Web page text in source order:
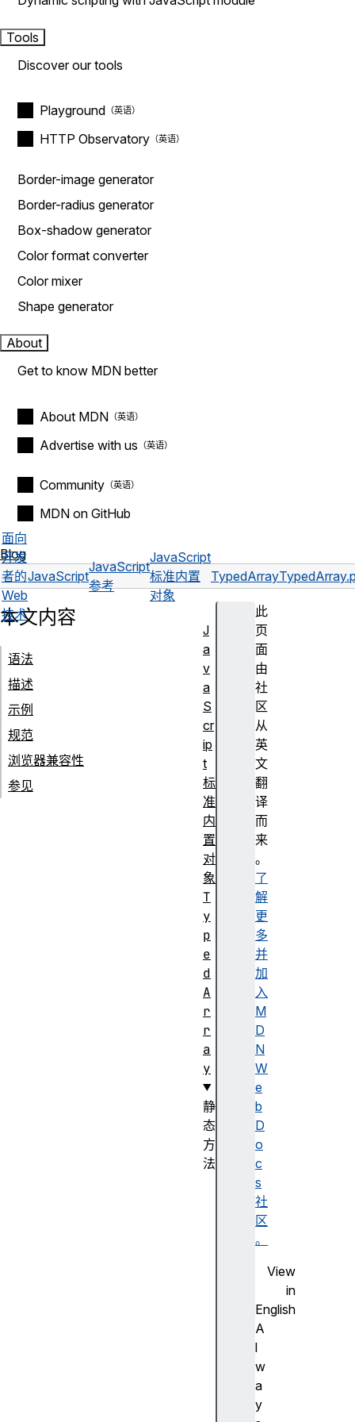
Tools
Discover our tools
Playground
HTTP Observatory
Border-image generator
Border-radius generator
Box-shadow generator
Color format converter
Color mixer
Shape generator
About
Get to know MDN better
About MDN
Advertise with us
Community
MDN on GitHub
Blog
面向
开发
者的
Web
技术
JavaScript
JavaScript
参考
JavaScript
标准内置
对象
TypedArray
此
页
面
由
社
区
从
英
文
翻
译
而
来
。
了
解
更
多
并
加
入
M
D
N
W
e
b
D
o
c
s
社
区
。
View
in
English
A
l
w
a
y
本文内容
语法
描述
示例
规范
浏览器兼容性
参见
J
a
v
a
S
cr
ip
t
标
准
内
置
对
象
T
y
p
e
d
A
r
r
a
y
静
态
方
法